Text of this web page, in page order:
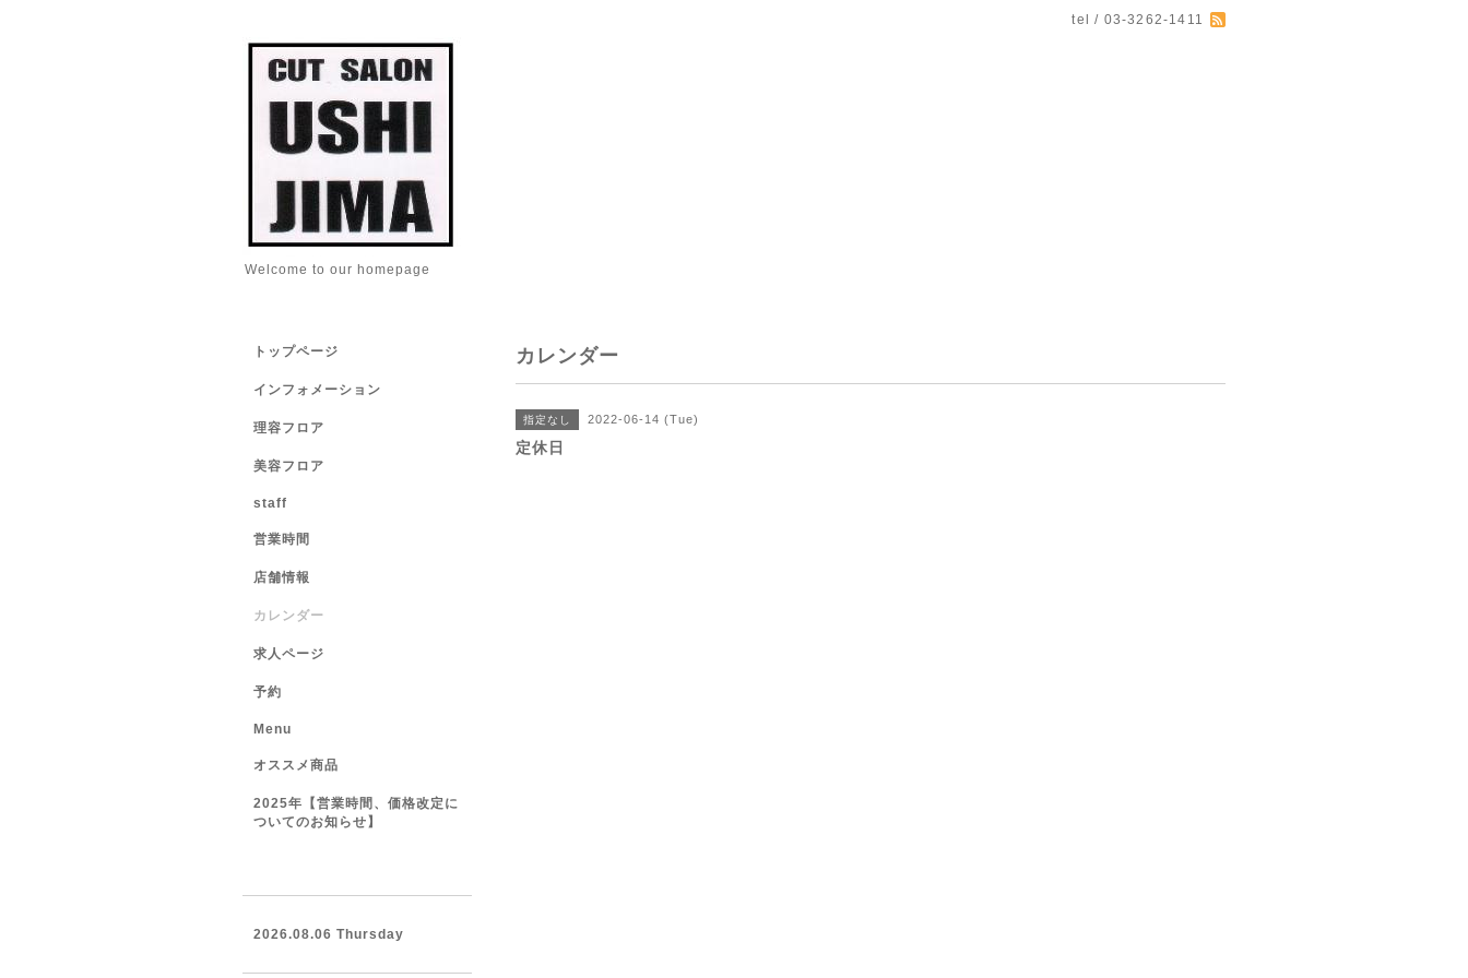
tel / 03-3262-1411
Welcome to our homepage
カレンダー
指定なし 2022-06-14 (Tue)
定休日
トップページ
インフォメーション
理容フロア
美容フロア
staff
営業時間
店舗情報
カレンダー
求人ページ
予約
Menu
オススメ商品
2025年【営業時間、価格改定に
ついてのお知らせ】
2026.08.06 Thursday